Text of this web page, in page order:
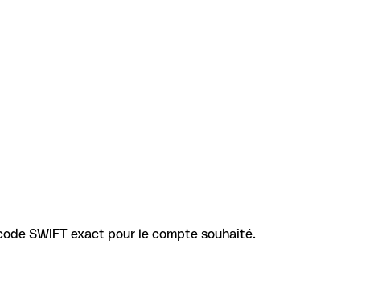
SWIFT exact pour le compte souhaité.